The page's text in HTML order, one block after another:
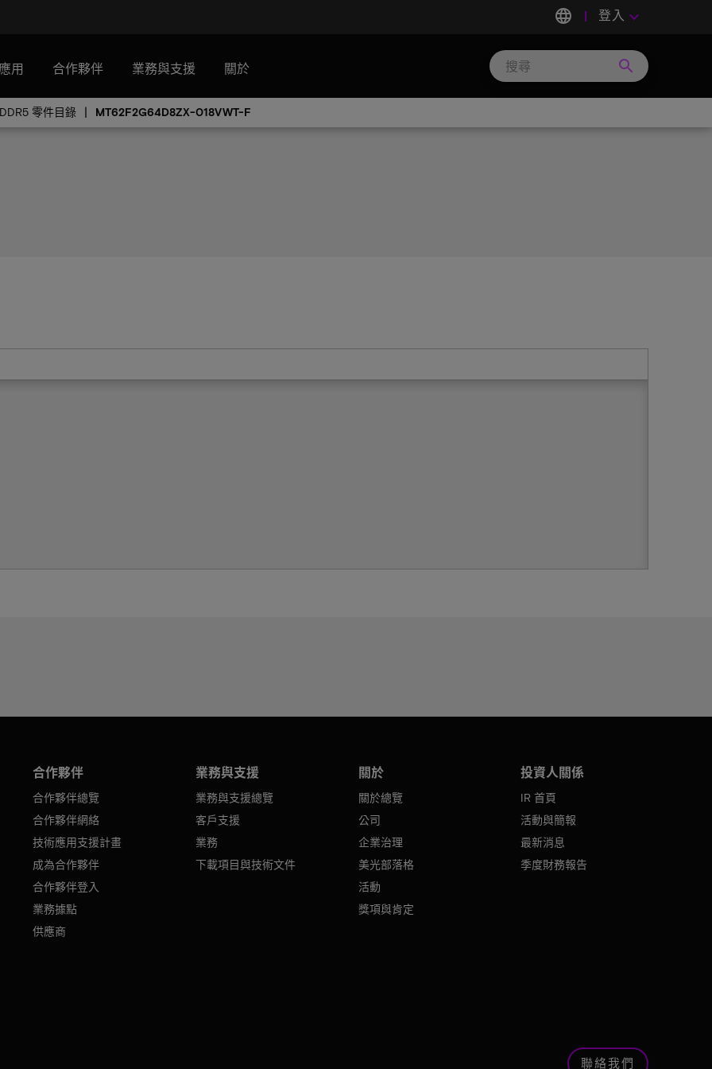
language 登入 keyboard_arrow_down
用 合作夥伴 業務與支援 關於 search
零件目錄 MT62F2G64D8ZX-018VWT-F
合作夥伴
合作夥伴總覽
合作夥伴網絡
技術應用支援計畫
成為合作夥伴
合作夥伴登入
業務據點
供應商
業務與支援
業務與支援總覽
客戶支援
業務
下載項目與技術文件
關於
關於總覽
公司
企業治理
美光部落格
活動
獎項與肯定
投資人關係
IR 首頁
活動與簡報
最新消息
季度財務報告
聯絡我們